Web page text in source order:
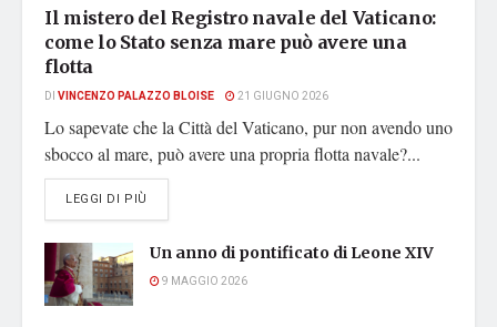
Il mistero del Registro navale del Vaticano:
come lo Stato senza mare può avere una
flotta
DI VINCENZO PALAZZO BLOISE 21 GIUGNO 2026
Lo sapevate che la Città del Vaticano, pur non avendo uno
sbocco al mare, può avere una propria flotta navale?...
LEGGI DI PIÙ
Un anno di pontificato di Leone XIV
9 MAGGIO 2026